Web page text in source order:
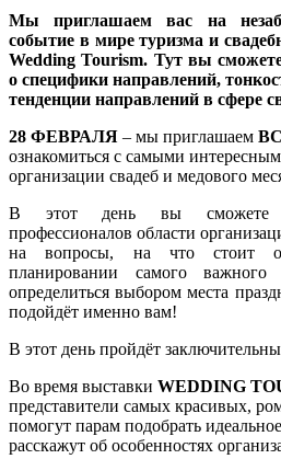
Мы приглашаем вас на
событие в мире туризма и
Wed­ding Tourism. Тут вы
о специфики направлений,
тенденции направлений в сфере
28 ФЕВРАЛЯ – мы приглашаем
ознакомиться с самыми
организации свадеб и медового
В этот день вы сможете
профессионалов области
на вопросы, на что стоит
планировании самого
определиться выбором места
подойдёт именно вам!
В этот день пройдёт
Во время выставки WED­DING
представители самых красивых,
помогут парам подобрать
расскажут об особенностях